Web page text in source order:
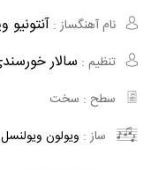
نام آهنگساز : آنتونیو
تنظیم : سالار
سطح : سخت
ساز : ویولون ویولنسل